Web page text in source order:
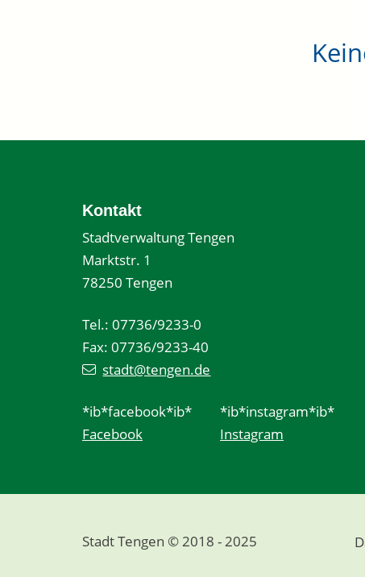
Kontakt
Stadtverwaltung Tengen
Marktstr. 1
78250 Tengen
Tel.: 07736/9233-0
Fax: 07736/9233-40
stadt@tengen.de
*ib*facebook*ib*
Facebook
*ib*instagram*ib*
Instagram
Stadt Tengen © 2018 - 2025